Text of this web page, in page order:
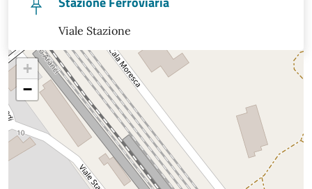
Viale Stazione
+
−